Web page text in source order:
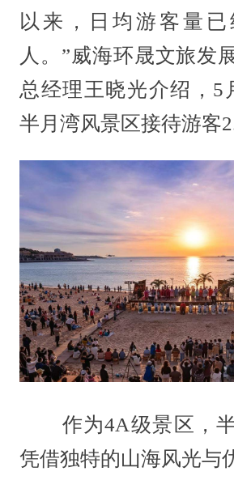
以来，日均游客量
人。”威海环晟文旅发
总经理王晓光介绍，5
半月湾风景区接待游客
作为4A级景区，半
凭借独特的山海风光与